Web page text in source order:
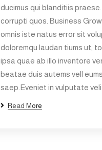
ducimus qui blanditiis
corrupti quos. Business
omnis iste natus error sit
doloremqu laudan tiums ut,
ipsa quae ab illo inventore
beatae duis autems vell
saep.Eveniet in vulputate
Read More